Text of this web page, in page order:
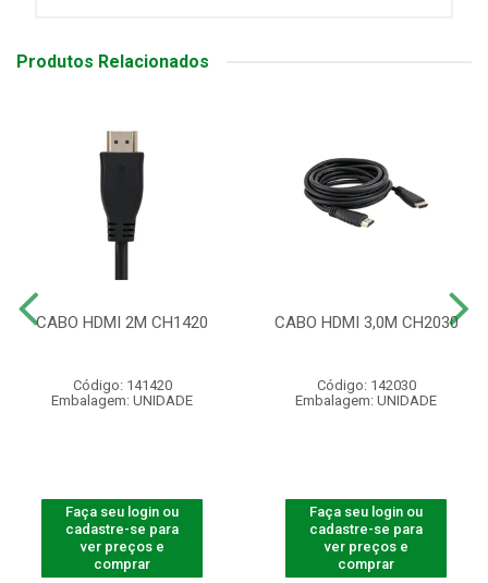
Produtos Relacionados
CABO HDMI 2M CH1420
Código: 141420
Embalagem: UNIDADE
Faça seu login ou
cadastre-se para
ver preços e
comprar
CABO HDMI 3,0M CH2030
Código: 142030
Embalagem: UNIDADE
Faça seu login ou
cadastre-se para
ver preços e
comprar